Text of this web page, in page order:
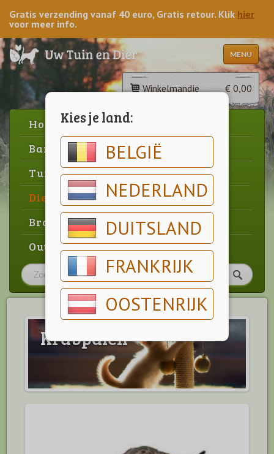
Kies je land:
BELGIË
NEDERLAND
DUITSLAND
FRANKRIJK
OOSTENRIJK
Gratis verzending vanaf 40 euro, Gratis retour. Klik hier
voor meer info.
MENU
Winkelmandje € 0,00
Home
Barbecue
Tuin
Dier
Brood & gebak
Outlet
Krabpalen